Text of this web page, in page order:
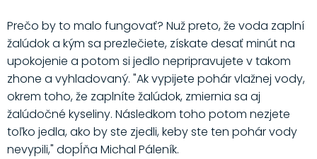
Prečo by to malo fungovať? Nuž preto, že voda zaplní
žalúdok a kým sa prezlečiete, získate desať minút na
upokojenie a potom si jedlo nepripravujete v takom
zhone a vyhladovaný. "Ak vypijete pohár vlažnej vody,
okrem toho, že zaplníte žalúdok, zmiernia sa aj
žalúdočné kyseliny. Následkom toho potom nezjete
toľko jedla, ako by ste zjedli, keby ste ten pohár vody
nevypili," dopĺňa Michal Páleník.